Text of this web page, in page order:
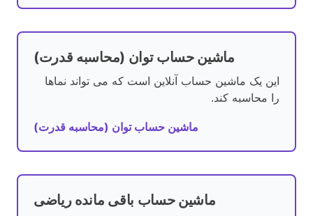
ماشین حساب توان (محاسبه قدرت)
این یک ماشین حساب آنلاین است که می تواند نماها
را محاسبه کند.
ماشین حساب توان (محاسبه قدرت)
ماشین حساب باقی مانده ریاضی